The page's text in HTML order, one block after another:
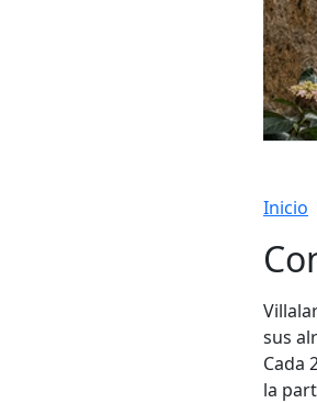
Inicio
sus
Cada
la